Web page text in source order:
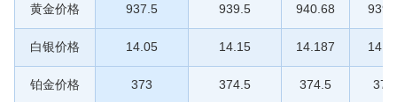
黄金价格 937.5 939.5 940.68
白银价格 14.05 14.15 14.187
铂金价格 373 374.5 374.5 374